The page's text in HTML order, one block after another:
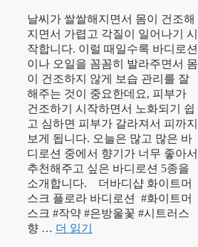
날씨가 쌀쌀해지면서 몸이 건조해
지면서 가렵고 각질이 일어나기 시
작합니다. 이럴 때일수록 바디로션
이나 오일을 꼼꼼히 발라주면서 몸
이 건조하지 않게 보습 관리를 잘
해주는 것이 중요한데요, 피부가
건조하기 시작하면서 노화되기 쉽
고 심하면 피부가 갈라져서 피까지
보게 됩니다. 오늘은 많고 많은 바
디로션 중에서 향기가 너무 좋아서
추천해주고 싶은 바디로션 5종을
소개합니다. 더바디샵 화이트머
스크 플로라 바디로션 #화이트머
스크 #작약 #은방울꽃 #시트러스
향 … 더 읽기